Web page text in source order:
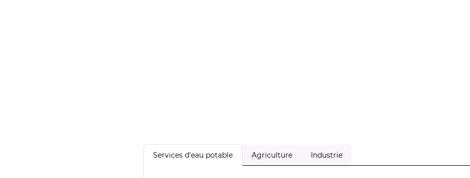
Services d'eau potable Agriculture Industrie